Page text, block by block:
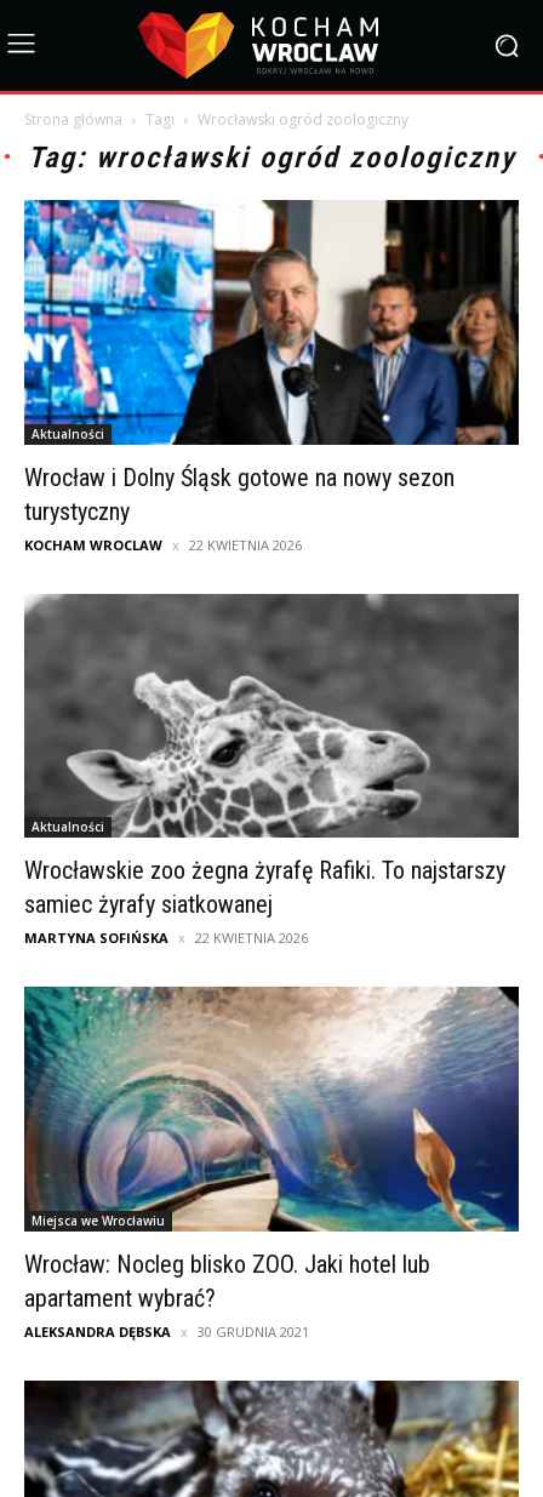
Strona główna Tagi Wrocławski ogród zoologiczny
Tag: wrocławski ogród zoologiczny
Aktualności
Wrocław i Dolny Śląsk gotowe na nowy sezon
turystyczny
KOCHAM WROCLAW 22 KWIETNIA 2026
Aktualności
Wrocławskie zoo żegna żyrafę Rafiki. To najstarszy
samiec żyrafy siatkowanej
MARTYNA SOFIŃSKA 22 KWIETNIA 2026
Miejsca we Wrocławiu
Wrocław: Nocleg blisko ZOO. Jaki hotel lub
apartament wybrać?
ALEKSANDRA DĘBSKA 30 GRUDNIA 2021